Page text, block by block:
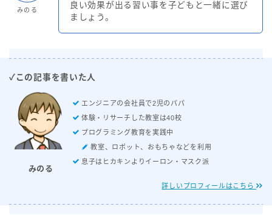
みのる
良い効果が出る習い事を子どもと一緒に選び
ましょう。
✓この記事を書いた人
みのる
エンジニアの会社員で2児のパパ
体験・リサーチした教室は40校
プログラミング教育を実践中
教室、ロボット、おもちゃなどを利用
息子はヒカキンよりイーロン・マスク派
詳しいプロフィールはこちら